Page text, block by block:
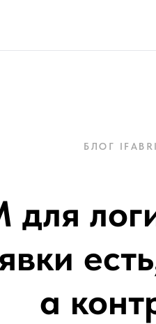
БЛОГ
для
а